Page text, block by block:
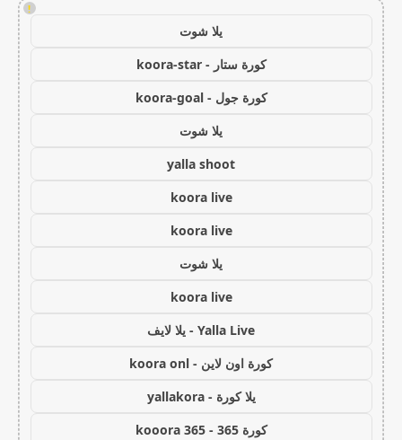
!
يلا شوت
كورة ستار - koora-star
كورة جول - koora-goal
يلا شوت
yalla shoot
koora live
koora live
يلا شوت
koora live
Yalla Live - يلا لايف
كورة اون لاين - koora onl
يلا كورة - yallakora
كورة 365 - kooora 365